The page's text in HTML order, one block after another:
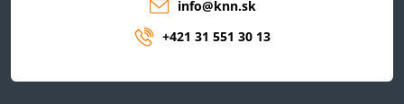
info@knn.sk
+421 31 551 30 13